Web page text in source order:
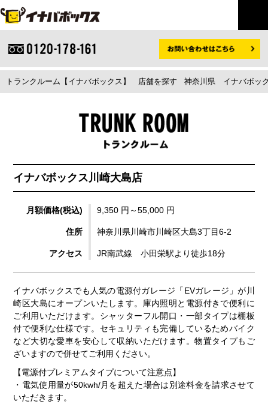
トランクルーム【イナバボックス】 店舗を探す 神奈川県 イナバボッ
イナバボックス川崎大島店
月額価格(税込) 9,350 円～55,000 円
住所 神奈川県川崎市川崎区大島3丁目6-2
アクセス JR南武線 小田栄駅より徒歩18分
イナバボックスでも人気の電源付ガレージ「EVガレージ」が川
崎区大島にオープンいたします。庫内照明と電源付きで便利に
ご利用いただけます。シャッターフル開口・一部タイプは棚板
付で便利な仕様です。セキュリティも完備しているためバイク
など大切な愛車を安心して収納いただけます。物置タイプもご
ざいますので併せてご利用ください。
【電源付プレミアムタイプについて注意点】
・電気使用量が50kwh/月を超えた場合は別途料金を請求させて
いただきます。